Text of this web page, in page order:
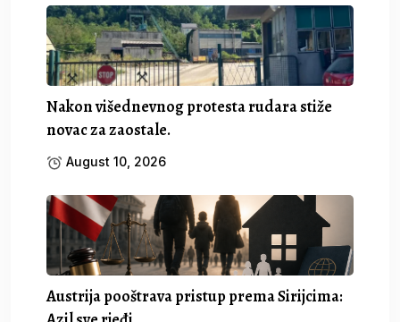
Nakon višednevnog protesta rudara stiže
novac za zaostale.
August 10, 2026
Austrija pooštrava pristup prema Sirijcima: